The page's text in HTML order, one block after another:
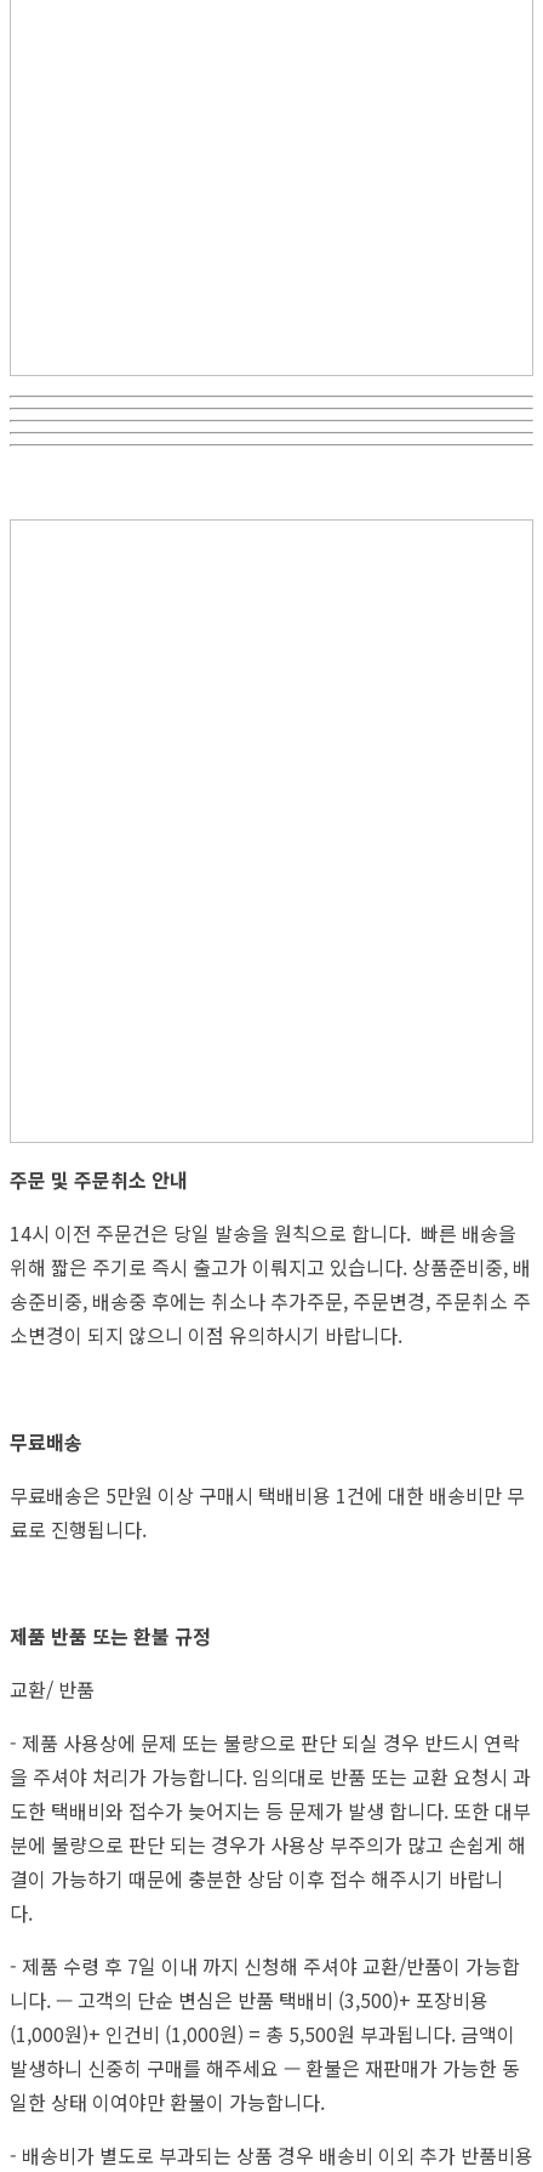
주문 및 주문취소 안내
14시 이전 주문건은 당일 발송을 원칙으로 합니다. 빠른 배송을
위해 짧은 주기로 즉시 출고가 이뤄지고 있습니다. 상품준비중, 배
송준비중, 배송중 후에는 취소나 추가주문, 주문변경, 주문취소 주
소변경이 되지 않으니 이점 유의하시기 바랍니다.
무료배송
무료배송은 5만원 이상 구매시 택배비용 1건에 대한 배송비만 무
료로 진행됩니다.
제품 반품 또는 환불 규정
교환/ 반품
- 제품 사용상에 문제 또는 불량으로 판단 되실 경우 반드시 연락
을 주셔야 처리가 가능합니다. 임의대로 반품 또는 교환 요청시 과
도한 택배비와 접수가 늦어지는 등 문제가 발생 합니다. 또한 대부
분에 불량으로 판단 되는 경우가 사용상 부주의가 많고 손쉽게 해
결이 가능하기 때문에 충분한 상담 이후 접수 해주시기 바랍니
다.
- 제품 수령 후 7일 이내 까지 신청해 주셔야 교환/반품이 가능합
니다. — 고객의 단순 변심은 반품 택배비 (3,500)+ 포장비용
(1,000원)+ 인건비 (1,000원) = 총 5,500원 부과됩니다. 금액이
발생하니 신중히 구매를 해주세요 — 환불은 재판매가 가능한 동
일한 상태 이여야만 환불이 가능합니다.
- 배송비가 별도로 부과되는 상품 경우 배송비 이외 추가 반품비용